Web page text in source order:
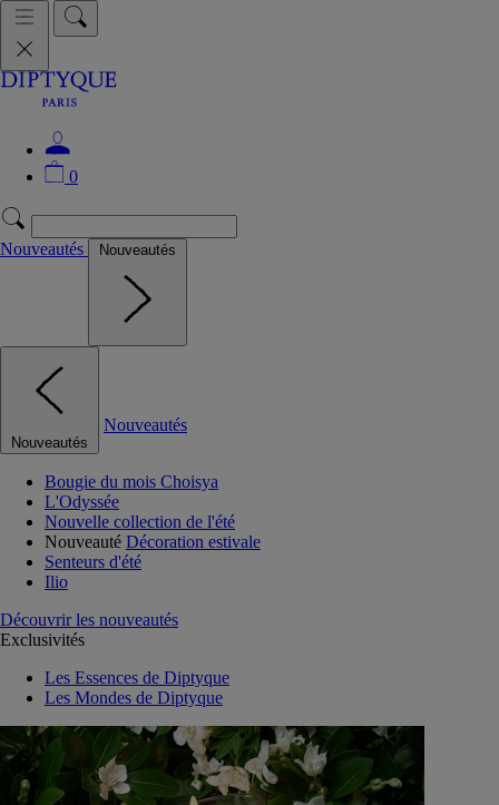
0
Nouveautés Nouveautés
Nouveautés
Nouveautés
Bougie du mois Choisya
L'Odyssée
Nouvelle collection de l'été
Nouveauté Décoration estivale
Senteurs d'été
Ilio
Découvrir les nouveautés
Exclusivités
Les Essences de Diptyque
Les Mondes de Diptyque